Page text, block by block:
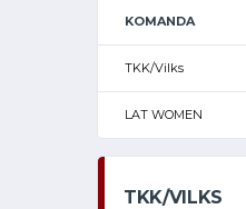
KOMANDA
TKK/Vilks
LAT WOMEN
TKK/VILKS